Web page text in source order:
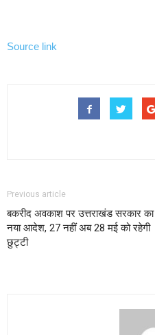
Source link
Previous article
बकरीद अवकाश पर उत्तराखंड सरकार का
नया आदेश, 27 नहीं अब 28 मई को रहेगी
छुट्टी